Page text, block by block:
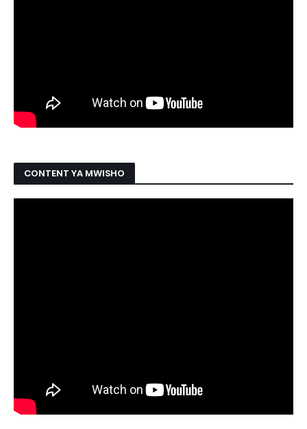
CONTENT YA MWISHO